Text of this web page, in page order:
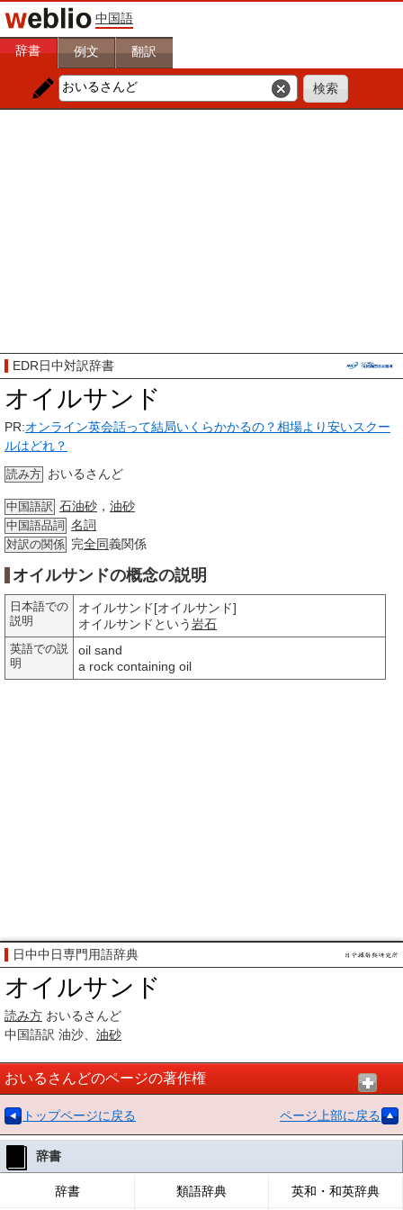
中国語
辞書 例文 翻訳
EDR日中対訳辞書
オイルサンド
PR:オンライン英会話って結局いくらかかるの？相場より安いスクー
ルはどれ？
読み方 おいるさんど
中国語訳 石油砂 ， 油砂
中国語品詞 名詞
対訳の関係 完全同義関係
オイルサンドの概念の説明
日本語での
説明
オイルサンド[オイルサンド]
オイルサンドという岩石
英語での説
明
oil sand
a rock containing oil
日中中日専門用語辞典
オイルサンド
読み方 おいるさんど
中国語訳 油沙、 油砂
おいるさんどのページの著作権
トップページに戻る ページ上部に戻る
辞書
辞書 類語辞典 英和・和英辞典